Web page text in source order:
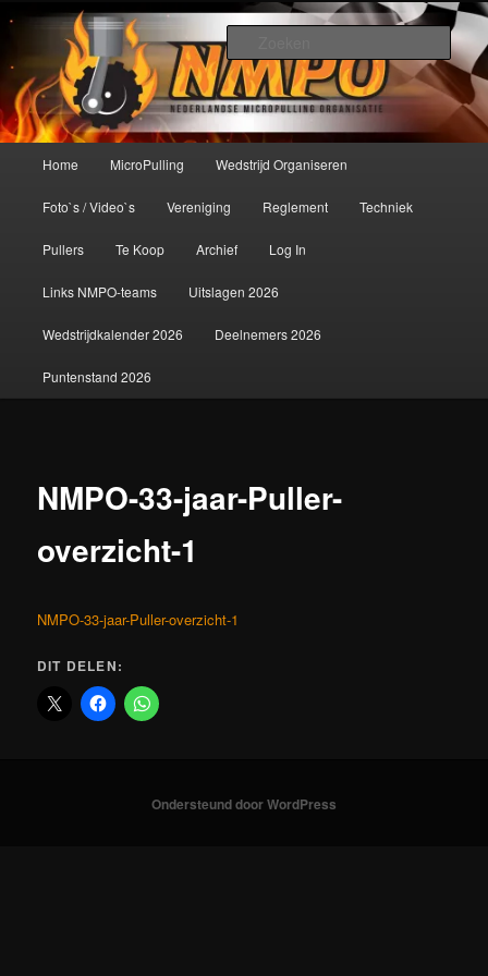
primaire
inhoudNederlandse MicroPulling
Organisatie
De meest krachtige modelbouwsport ter wereld!
Home MicroPulling Wedstrijd Organiseren
Foto`s / Video`s Vereniging Reglement Techniek
Pullers Te Koop Archief Log In
Links NMPO-teams Uitslagen 2026
Wedstrijdkalender 2026 Deelnemers 2026
Puntenstand 2026
NMPO-33-jaar-Puller-
overzicht-1
NMPO-33-jaar-Puller-overzicht-1
DIT DELEN:
Ondersteund door WordPress